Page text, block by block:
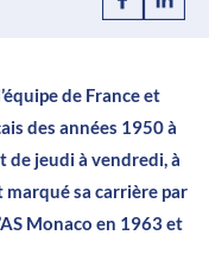
de France et
des années 1950 à
de jeudi à vendredi, à
marqué sa carrière par
Monaco en 1963 et